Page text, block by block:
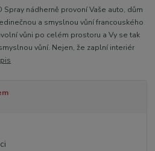
Spray nádherně provoní Vaše auto, dům
a smyslnou vůní francouského
vůni po celém prostoru a Vy se tak
vůní. Nejen, že zaplní interiér